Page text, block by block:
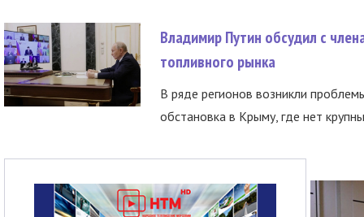
Владимир Путин обсудил с
топливного рынка
В ряде регионов возникли
обстановка в Крыму, где нет